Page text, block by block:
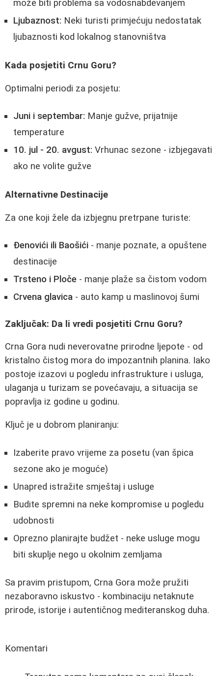
može biti problema sa vodosnabdevanjem
Ljubaznost: Neki turisti primjećuju nedostatak
ljubaznosti kod lokalnog stanovništva
Kada posjetiti Crnu Goru?
Optimalni periodi za posjetu:
Juni i septembar: Manje gužve, prijatnije
temperature
10. jul - 20. avgust: Vrhunac sezone - izbjegavati
ako ne volite gužve
Alternativne Destinacije
Za one koji žele da izbjegnu pretrpane turiste:
Đenovići ili Baošići - manje poznate, a opuštene
destinacije
Trsteno i Ploče - manje plaže sa čistom vodom
Crvena glavica - auto kamp u maslinovoj šumi
Zaključak: Da li vredi posjetiti Crnu Goru?
Crna Gora nudi neverovatne prirodne ljepote - od
kristalno čistog mora do impozantnih planina. Iako
postoje izazovi u pogledu infrastrukture i usluga,
ulaganja u turizam se povećavaju, a situacija se
popravlja iz godine u godinu.
Ključ je u dobrom planiranju:
Izaberite pravo vrijeme za posetu (van špica
sezone ako je moguće)
Unapred istražite smještaj i usluge
Budite spremni na neke kompromise u pogledu
udobnosti
Oprezno planirajte budžet - neke usluge mogu
biti skuplje nego u okolnim zemljama
Sa pravim pristupom, Crna Gora može pružiti
nezaboravno iskustvo - kombinaciju netaknute
prirode, istorije i autentičnog mediteranskog duha.
Komentari